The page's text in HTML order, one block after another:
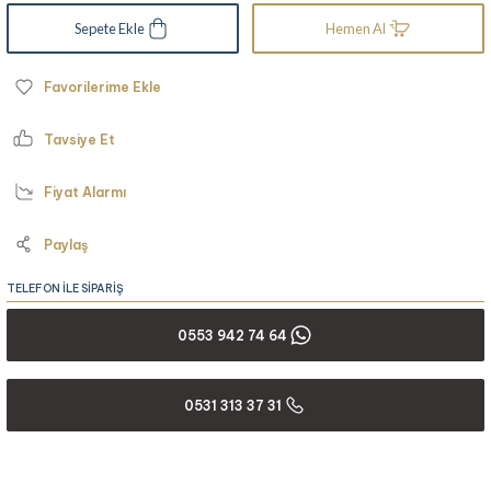
Sepete Ekle Hemen Al
Tavsiye Et
Fiyat Alarmı
Paylaş
TELEFON İLE SİPARİŞ
0553 942 74 64
0531 313 37 31